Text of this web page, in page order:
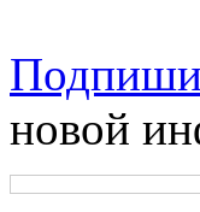
новой